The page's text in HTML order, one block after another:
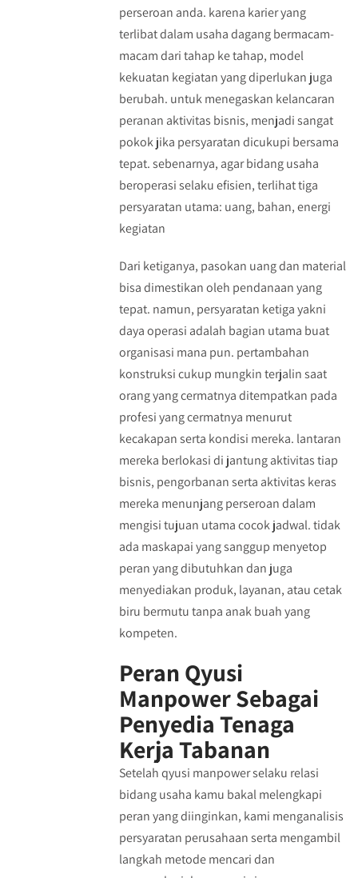
perseroan anda. karena karier yang
terlibat dalam usaha dagang bermacam-
macam dari tahap ke tahap, model
kekuatan kegiatan yang diperlukan juga
berubah. untuk menegaskan kelancaran
peranan aktivitas bisnis, menjadi sangat
pokok jika persyaratan dicukupi bersama
tepat. sebenarnya, agar bidang usaha
beroperasi selaku efisien, terlihat tiga
persyaratan utama: uang, bahan, energi
kegiatan
Dari ketiganya, pasokan uang dan material
bisa dimestikan oleh pendanaan yang
tepat. namun, persyaratan ketiga yakni
daya operasi adalah bagian utama buat
organisasi mana pun. pertambahan
konstruksi cukup mungkin terjalin saat
orang yang cermatnya ditempatkan pada
profesi yang cermatnya menurut
kecakapan serta kondisi mereka. lantaran
mereka berlokasi di jantung aktivitas tiap
bisnis, pengorbanan serta aktivitas keras
mereka menunjang perseroan dalam
mengisi tujuan utama cocok jadwal. tidak
ada maskapai yang sanggup menyetop
peran yang dibutuhkan dan juga
menyediakan produk, layanan, atau cetak
biru bermutu tanpa anak buah yang
kompeten.
Peran Qyusi
Manpower Sebagai
Penyedia Tenaga
Kerja Tabanan
Setelah qyusi manpower selaku relasi
bidang usaha kamu bakal melengkapi
peran yang diinginkan, kami menganalisis
persyaratan perusahaan serta mengambil
langkah metode mencari dan